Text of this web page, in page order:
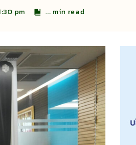
pm ... min read